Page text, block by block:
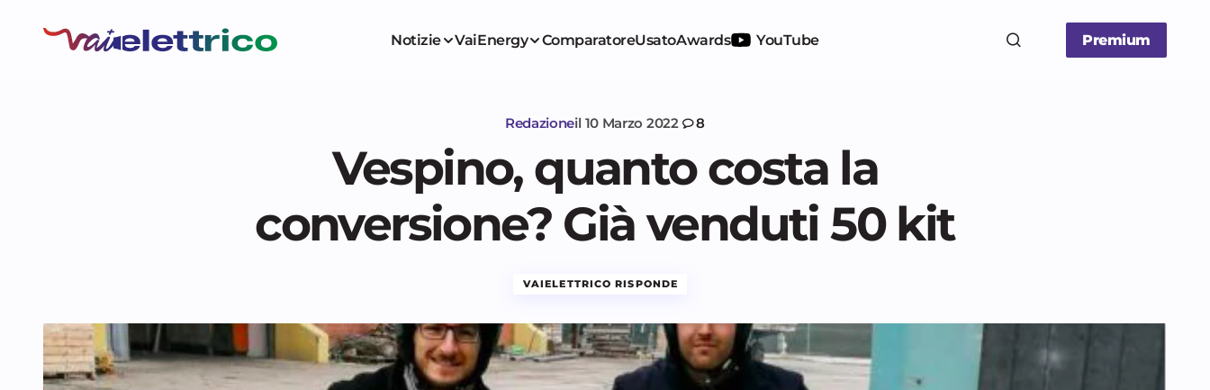
Notizie VaiEnergy ComparatoreUsatoAwards YouTube Premium
Redazioneil 10 Marzo 2022 8
Vespino, quanto costa la
conversione? Già venduti 50 kit
VAIELETTRICO RISPONDE